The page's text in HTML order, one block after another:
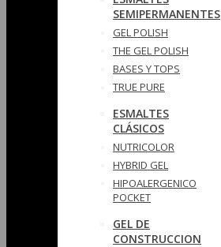
SEMIPERMANENTES
GEL POLISH
THE GEL POLISH
BASES Y‎ TOPS
TRUE PURE
ESMALTES
CLÁSICOS
NUTRICOLOR
HYBRID GEL
HIPOALERGENICO
POCKET
GEL DE
CONSTRUCCION